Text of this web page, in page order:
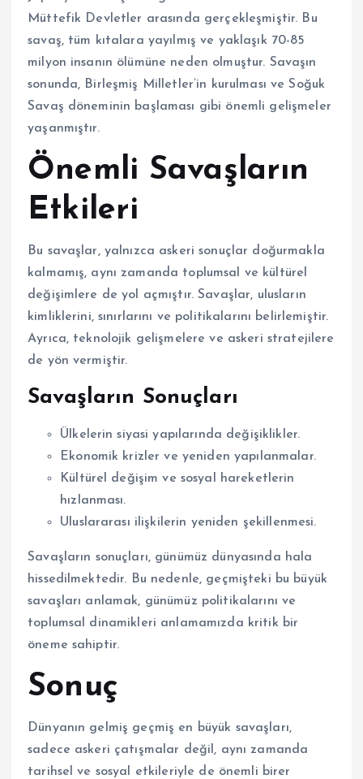
Müttefik Devletler arasında gerçekleşmiştir. Bu
savaş, tüm kıtalara yayılmış ve yaklaşık 70-85
milyon insanın ölümüne neden olmuştur. Savaşın
sonunda, Birleşmiş Milletler’in kurulması ve Soğuk
Savaş döneminin başlaması gibi önemli gelişmeler
yaşanmıştır.
Önemli Savaşların
Etkileri
Bu savaşlar, yalnızca askeri sonuçlar doğurmakla
kalmamış, aynı zamanda toplumsal ve kültürel
değişimlere de yol açmıştır. Savaşlar, ulusların
kimliklerini, sınırlarını ve politikalarını belirlemiştir.
Ayrıca, teknolojik gelişmelere ve askeri stratejilere
de yön vermiştir.
Savaşların Sonuçları
Ülkelerin siyasi yapılarında değişiklikler.
Ekonomik krizler ve yeniden yapılanmalar.
Kültürel değişim ve sosyal hareketlerin
hızlanması.
Uluslararası ilişkilerin yeniden şekillenmesi.
Savaşların sonuçları, günümüz dünyasında hala
hissedilmektedir. Bu nedenle, geçmişteki bu büyük
savaşları anlamak, günümüz politikalarını ve
toplumsal dinamikleri anlamamızda kritik bir
öneme sahiptir.
Sonuç
Dünyanın gelmiş geçmiş en büyük savaşları,
sadece askeri çatışmalar değil, aynı zamanda
tarihsel ve sosyal etkileriyle de önemli birer